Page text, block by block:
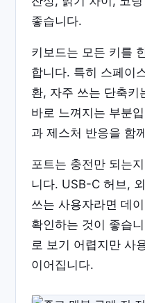
좋습니다.
키보드는 모든 키를
합니다. 특히 스페이
환, 자주 쓰는 단축키
바로 느껴지는 부분
과 제스처 반응을 함
포트는 충전만 되는
니다. USB-C 허브,
쓰는 사용자라면 데
확인하는 것이 좋습
로 보기 어렵지만 사
이어집니다.